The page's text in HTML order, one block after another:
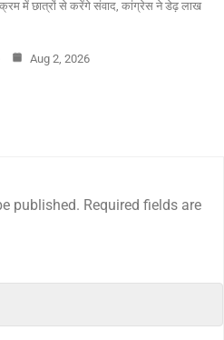
में छात्रों से करेंगे संवाद, कांग्रेस ने डेढ़ लाख
Aug 2, 2026
published. Required fields are